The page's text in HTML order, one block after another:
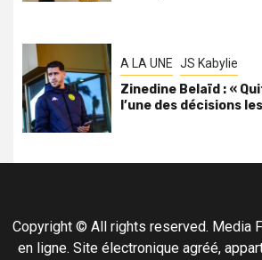
A LA UNE JS Kabylie
Zinedine Belaïd : «
l’une des décisions
Copyright © All rights reserved. Media
en ligne. Site électronique agréé,